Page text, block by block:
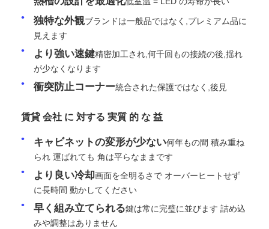
引金 を 求め て ください
LED ビデオウォールディスプレイ
コンサートLEDスクリーン
ステージLEDスクリーンレンタル
コブLEDビデオ壁
独特な外観ブランドは一般品ではなく,プレミアム品に
見えます
より強い速鍵精密加工され,何千回もの接続の後,揺れ
が少なくなります
衝突防止コーナー統合された保護ではなく,後見
賃貸 会社 に 対する 実質 的 な 益
キャビネットの変形が少ない何年もの間 積み重ね
られ 運ばれても 角は平らなままです
より良い冷却画面を全明るさで オーバーヒートせず
に長時間 動かしてください
早く組み立てられる鍵は常に完璧に並びます 詰め込
みや調整はありません